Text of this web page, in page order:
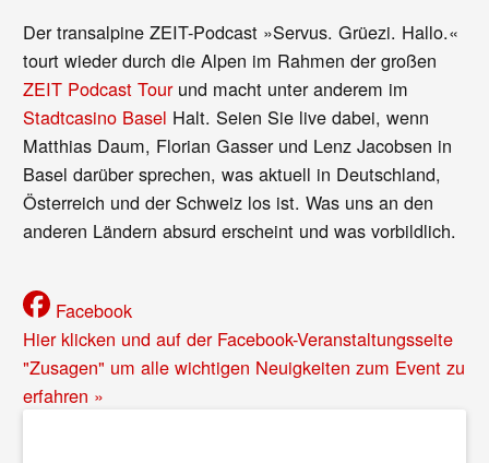
Der transalpine ZEIT-Podcast »Servus. Grüezi. Hallo.«
tourt wieder durch die Alpen im Rahmen der großen
ZEIT Podcast Tourund macht unter anderem im
Stadtcasino Basel Halt. Seien Sie live dabei, wenn
Matthias Daum, Florian Gasser und Lenz Jacobsen in
Basel darüber sprechen, was aktuell in Deutschland,
Österreich und der Schweiz los ist. Was uns an den
anderen Ländern absurd erscheint und was vorbildlich.
Facebook
Hier klicken und auf der Facebook-Veranstaltungsseite
"Zusagen" um alle wichtigen Neuigkeiten zum Event zu
erfahren »